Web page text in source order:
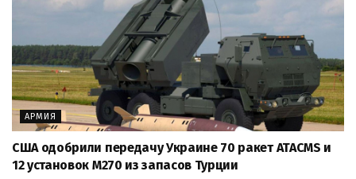
АРМИЯ
США одобрили передачу Украине 70 ракет ATACMS и
12 установок M270 из запасов Турции